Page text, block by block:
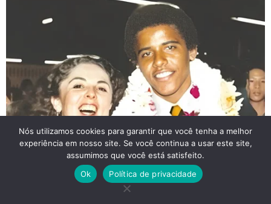
Nós utilizamos cookies para garantir que você tenha a melhor
experiência em nosso site. Se você continua a usar este site,
assumimos que você está satisfeito.
Ok
Política de privacidade